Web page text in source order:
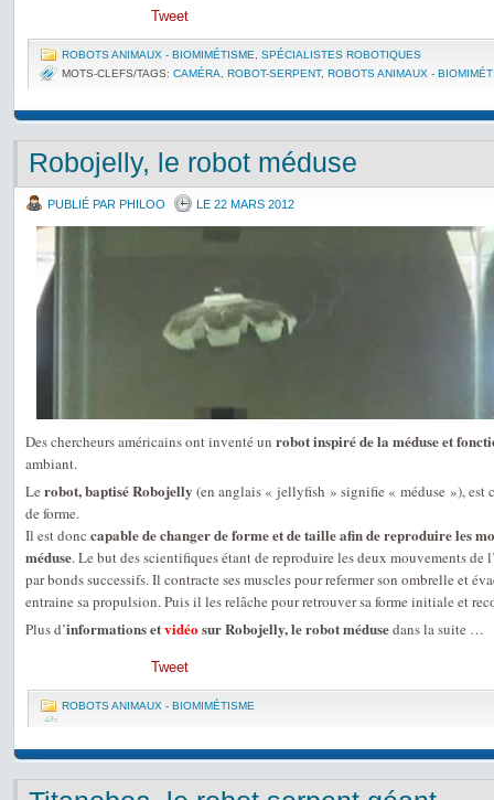
Tweet
ROBOTS ANIMAUX - BIOMIMÉTISME
SPÉCIALISTES ROBOTIQUES
MOTS-CLEFS/TAGS: CAMÉRA ROBOT-SERPENT, ROBOTS ANIMAUX -
Robojelly, le robot méduse
PUBLIÉ PAR PHILOO LE 22 MARS 2012
Des chercheurs américains ont inventé un robot inspiré de la méduse et
ambiant.
Le robot, baptisé Robojelly (en anglais « jellyfish » signifie « méduse »), est
de forme.
Il est donc capable de changer de forme et de taille afin de reproduire les
méduse. Le but des scientifiques étant de reproduire les deux mouvements de
par bonds successifs. Il contracte ses muscles pour refermer son ombrelle et
entraine sa propulsion. Puis il les relâche pour retrouver sa forme initiale et
Plus d’informations etvidéosur Robojelly, le robot médusedans la suite …
Tweet
ROBOTS ANIMAUX - BIOMIMÉTISME